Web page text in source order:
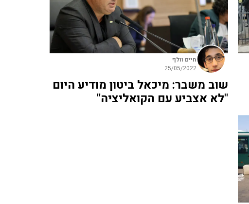
חיים וולף
25/05/2022
שוב משבר: מיכאל ביטון מודיע היום
"לא אצביע עם הקואליציה"